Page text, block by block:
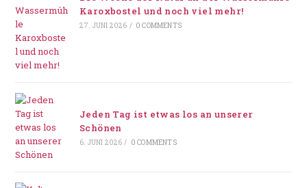
Karoxbostel und noch viel mehr!
27. JUNI 2026 / 0 COMMENTS
Jeden Tag ist etwas los an unserer
Schönen
6. JUNI 2026 / 0 COMMENTS